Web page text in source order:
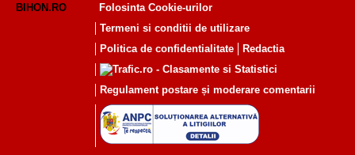
BIHON.RO
Folosinta Cookie-urilor
Termeni si conditii de utilizare
Politica de confidentialitate
Redactia
Regulament postare și moderare comentarii